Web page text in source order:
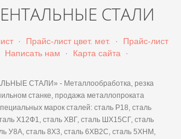
СТАЛИ
· Прайс-лист цвет. мет. ·
Прайс-лист
Написать нам · Карта сайта
·
СТАЛИ» - Металлообработка, резка
станке, продажа металлопроката
марок сталей: сталь Р18, сталь
Х12Ф1, сталь ХВГ, сталь ШХ15СГ, сталь
У8А, сталь 8Х3, сталь 6ХВ2С, сталь 5ХНМ,